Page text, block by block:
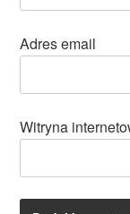
Adres email
Witryna